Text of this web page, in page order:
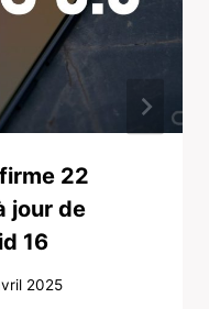
22
jour de
16
2025